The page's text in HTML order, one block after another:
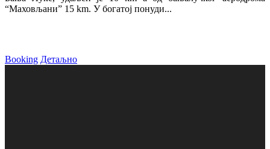
“Маховљани” 15 km. У богатој понуди...
Booking Детаљно